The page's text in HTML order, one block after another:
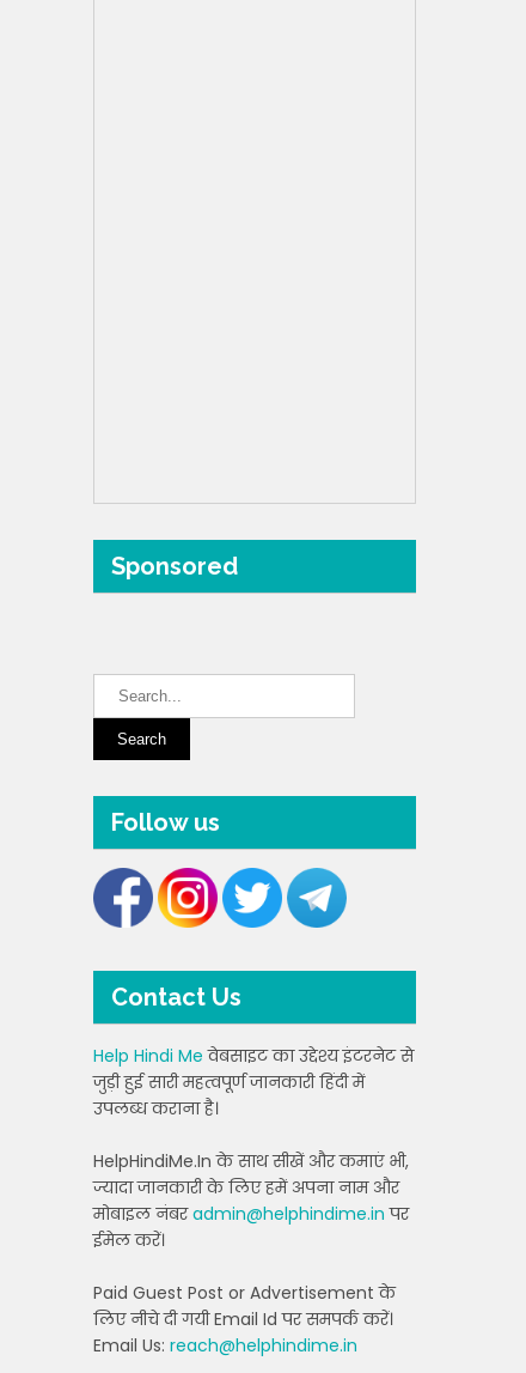
Sponsored
Follow us
Contact Us
Help Hindi Me वेबसाइट का उद्देश्य इंटरनेट से
जुड़ी हुई सारी महत्वपूर्ण जानकारी हिंदी में
उपलब्ध कराना है।
HelpHindiMe.In के साथ सीखें और कमाएं भी,
ज्यादा जानकारी के लिए हमें अपना नाम और
मोबाइल नंबरadmin@helphindime.in पर
ईमेल करें।
Paid Guest Post or Advertisement के
लिए नीचे दी गयी Email Id पर समपर्क करें।
Email Us: reach@helphindime.in